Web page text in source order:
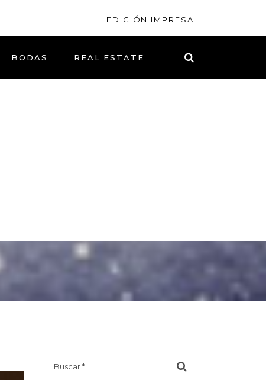
EDICIÓN IMPRESA
BODAS REAL ESTATE